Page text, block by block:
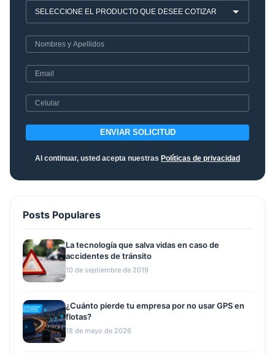
ENVIAR SOLICITUD
Al continuar, usted acepta nuestras Políticas de privacidad
Posts Populares
La tecnología que salva vidas en caso de
accidentes de tránsito
10 de septiembre de 2019
¿Cuánto pierde tu empresa por no usar GPS en
flotas?
18 de mayo de 2026